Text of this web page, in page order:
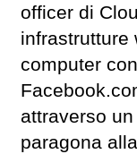
officer di
infrastrutture
computer
attraverso
paragona